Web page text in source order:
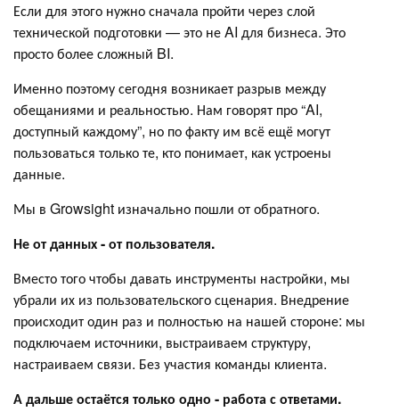
Если для этого нужно сначала пройти через слой
технической подготовки — это не AI для бизнеса. Это
просто более сложный BI.
Именно поэтому сегодня возникает разрыв между
обещаниями и реальностью. Нам говорят про “AI,
доступный каждому”, но по факту им всё ещё могут
пользоваться только те, кто понимает, как устроены
данные.
Мы в Growsight изначально пошли от обратного.
Не от данных - от пользователя.
Вместо того чтобы давать инструменты настройки, мы
убрали их из пользовательского сценария. Внедрение
происходит один раз и полностью на нашей стороне: мы
подключаем источники, выстраиваем структуру,
настраиваем связи. Без участия команды клиента.
А дальше остаётся только одно - работа с ответами.